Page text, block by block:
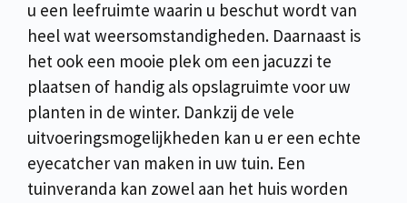
u een leefruimte waarin u beschut wordt van
heel wat weersomstandigheden. Daarnaast is
het ook een mooie plek om een jacuzzi te
plaatsen of handig als opslagruimte voor uw
planten in de winter. Dankzij de vele
uitvoeringsmogelijkheden kan u er een echte
eyecatcher van maken in uw tuin. Een
tuinveranda kan zowel aan het huis worden